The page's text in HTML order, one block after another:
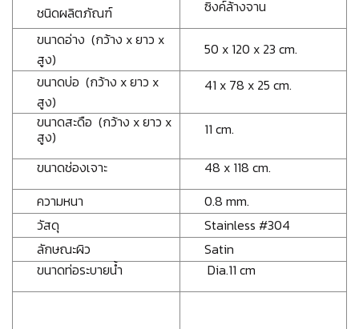
ชนิดผลิตภัณฑ์
ซิงค์ล้างจาน
ขนาดอ่าง (กว้าง x ยาว x
สูง)
50 x 120 x 23 cm.
ขนาดบ่อ (กว้าง x ยาว x
สูง)
41 x 78 x 25 cm.
ขนาดสะดือ (กว้าง x ยาว x
สูง)
11 cm.
ขนาดช่องเจาะ
48 x 118 cm.
ความหนา
0.8 mm.
วัสดุ
Stainless #304
ลักษณะผิว
Satin
ขนาดท่อระบายน้ำ
Dia.11 cm